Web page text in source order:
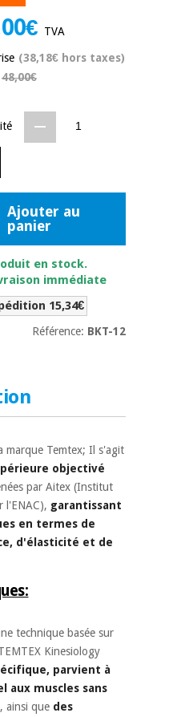
TVA
(38,18€ hors taxes)
48,00€
Ajouter au
panier
en stock.
immédiate
15,34€
Référence: BKT-12
marque Temtex; Il s'agit
objectivé
par Aitex (Institut
l'ENAC), garantissant
en termes de
d'élasticité et de
technique basée sur
Kinesiology
parvient à
muscles sans
, ainsi que des